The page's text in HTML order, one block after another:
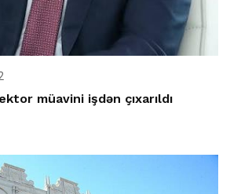
müavini işdən çıxarıldı